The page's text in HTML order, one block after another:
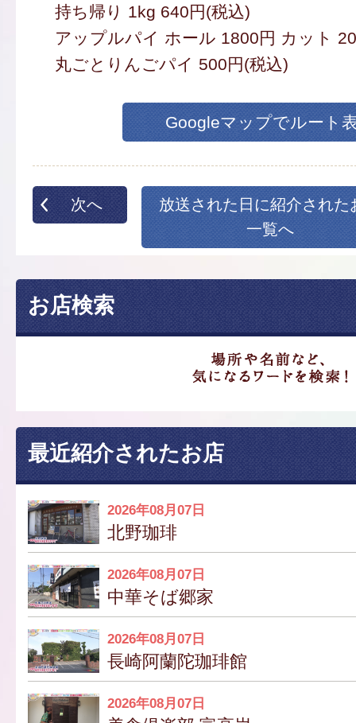
持ち帰り 1kg 640円(税込)
アップルパイ ホール 1800円 カット
丸ごとりんごパイ 500円(税込)
Googleマップでルート
次へ
放送された日に紹介された
一覧へ
お店検索
最近紹介されたお店
2026年08月07日
北野珈琲
2026年08月07日
中華そば郷家
2026年08月07日
長崎阿蘭陀珈琲館
2026年08月07日